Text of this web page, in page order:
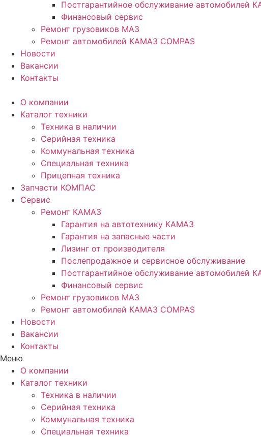
Постгарантийное обслуживание автомобилей
Финансовый сервис
Ремонт грузовиков МАЗ
Ремонт автомобилей КАМАЗ COMPAS
Новости
Вакансии
Контакты
О компании
Каталог техники
Техника в наличии
Серийная техника
Коммунальная техника
Специальная техника
Прицепная техника
Запчасти КОМПАС
Сервис
Ремонт КАМАЗ
Гарантия на автотехнику КАМАЗ
Гарантия на запасные части
Лизинг от производителя
Послепродажное и сервисное обслуживание
Постгарантийное обслуживание автомобилей
Финансовый сервис
Ремонт грузовиков МАЗ
Ремонт автомобилей КАМАЗ COMPAS
Новости
Вакансии
Контакты
Меню
О компании
Каталог техники
Техника в наличии
Серийная техника
Коммунальная техника
Специальная техника